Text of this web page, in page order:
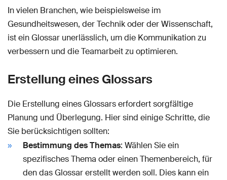
In vielen Branchen, wie beispielsweise im
Gesundheitswesen, der Technik oder der Wissenschaft,
ist ein Glossar unerlässlich, um die Kommunikation zu
verbessern und die Teamarbeit zu optimieren.
Erstellung eines Glossars
Die Erstellung eines Glossars erfordert sorgfältige
Planung und Überlegung. Hier sind einige Schritte, die
Sie berücksichtigen sollten:
Bestimmung des Themas: Wählen Sie ein
spezifisches Thema oder einen Themenbereich, für
den das Glossar erstellt werden soll. Dies kann ein